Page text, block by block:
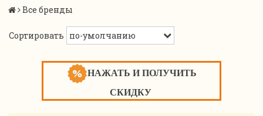
Все бренды
Сортировать
НАЖАТЬ И ПОЛУЧИТЬ
СКИДКУ